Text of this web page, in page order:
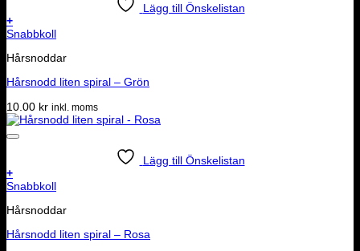
Lägg till Önskelistan
+
Snabbkoll
Hårsnoddar
Hårsnodd liten spiral – Grön
10.00 kr inkl. moms
Lägg till Önskelistan
+
Snabbkoll
Hårsnoddar
Hårsnodd liten spiral – Rosa